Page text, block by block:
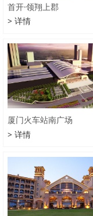
首开·领翔上郡
> 详情
厦门火车站南广场
> 详情